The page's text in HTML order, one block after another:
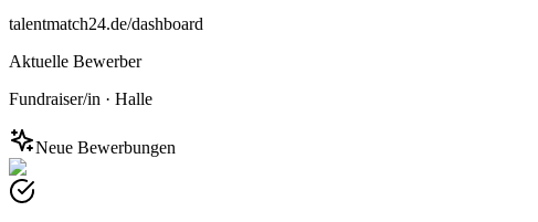
talentmatch24.de/dashboard
Aktuelle Bewerber
Fundraiser/in · Halle
Neue Bewerbungen